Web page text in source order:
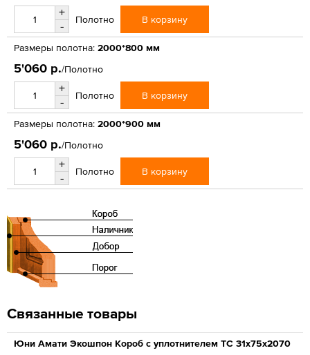
+
-
Полотно В корзину
Размеры полотна: 2000*800 мм
5'060 р./Полотно
+
-
Полотно В корзину
Размеры полотна: 2000*900 мм
5'060 р./Полотно
+
-
Полотно В корзину
Связанные товары
Юни Амати Экошпон Короб с уплотнителем ТС 31x75x2070